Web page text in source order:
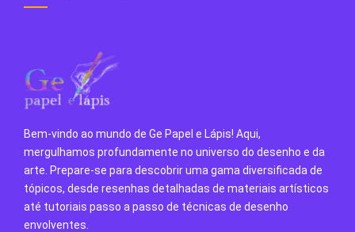
Bem-vindo ao mundo de Ge Papel e Lápis! Aqui,
mergulhamos profundamente no universo do desenho e da
arte. Prepare-se para descobrir uma gama diversificada de
tópicos, desde resenhas detalhadas de materiais artísticos
até tutoriais passo a passo de técnicas de desenho
envolventes.